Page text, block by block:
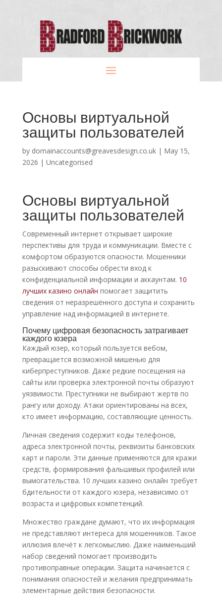
Основы виртуальной
защиты пользователей
by domainaccounts@greavesdesign.co.uk| May 15,
2026 | Uncategorised
Основы виртуальной
защиты пользователей
Современный интернет открывает широкие
перспективы для труда и коммуникации. Вместе с
комфортом образуются опасности. Мошенники
разыскивают способы обрести вход к
конфиденциальной информации и аккаунтам. 10
лучших казино онлайн помогает защитить
сведения от неразрешённого доступа и сохранить
управление над информацией в интернете.
Почему цифровая безопасность затрагивает
каждого юзера
Каждый юзер, который пользуется вебом,
превращается возможной мишенью для
киберпреступников. Даже редкие посещения на
сайты или проверка электронной почты образуют
уязвимости. Преступники не выбирают жертв по
рангу или доходу. Атаки ориентированы на всех,
кто имеет информацию, составляющие ценность.
Личная сведения содержит коды телефонов,
адреса электронной почты, реквизиты банковских
карт и пароли. Эти данные применяются для кражи
средств, формирования фальшивых профилей или
вымогательства. 10 лучших казино онлайн требует
бдительности от каждого юзера, независимо от
возраста и цифровых компетенций.
Множество граждане думают, что их информация
не представляют интереса для мошенников. Такое
иллюзия влечёт к легкомыслию. Даже наименьший
набор сведений помогает производить
противоправные операции. Защита начинается с
понимания опасностей и желания предпринимать
элементарные действия безопасности.